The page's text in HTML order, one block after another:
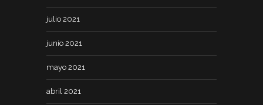
julio 2021
junio 2021
mayo 2021
abril 2021